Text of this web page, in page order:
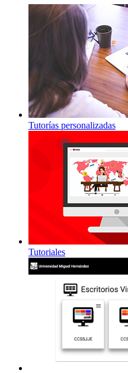
Tutorías personalizadas
Tutoriales